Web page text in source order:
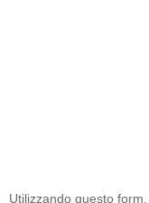
Utilizzando questo